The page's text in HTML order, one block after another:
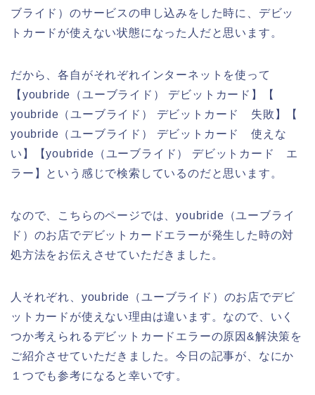
ブライド）のサービスの申し込みをした時に、デビッ
トカードが使えない状態になった人だと思います。
だから、各自がそれぞれインターネットを使って
【youbride（ユーブライド） デビットカード】【
youbride（ユーブライド） デビットカード 失敗】【
youbride（ユーブライド） デビットカード 使えな
い】【youbride（ユーブライド） デビットカード エ
ラー】という感じで検索しているのだと思います。
なので、こちらのページでは、youbride（ユーブライ
ド）のお店でデビットカードエラーが発生した時の対
処方法をお伝えさせていただきました。
人それぞれ、youbride（ユーブライド）のお店でデビ
ットカードが使えない理由は違います。なので、いく
つか考えられるデビットカードエラーの原因&解決策を
ご紹介させていただきました。今日の記事が、なにか
１つでも参考になると幸いです。